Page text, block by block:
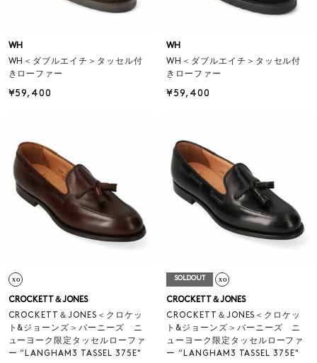
WH
WH＜ダブルエイチ＞タッセル付
きローファー
¥59,400
WH
WH＜ダブルエイチ＞タッセル付
きローファー
¥59,400
CROCKETT＆JONES
CROCKETT＆JONES＜クロケッ
ト&ジョーンズ＞バーニーズ ニ
ューヨーク限定タッセルローファ
ー “LANGHAM3 TASSEL 375E"
SOLDOUT
CROCKETT＆JONES
CROCKETT＆JONES＜クロケッ
ト&ジョーンズ＞バーニーズ ニ
ューヨーク限定タッセルローファ
ー “LANGHAM3 TASSEL 375E"